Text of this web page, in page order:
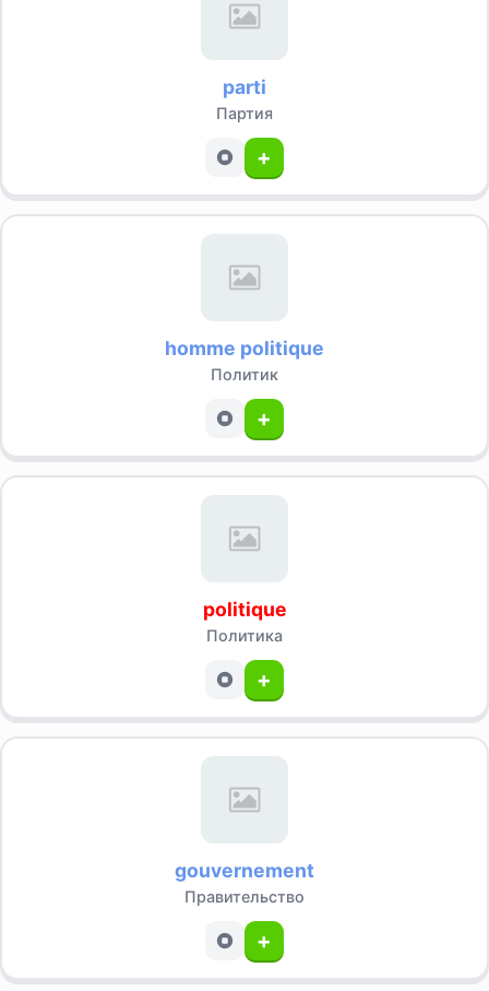
parti
Партия
+
homme politique
Политик
+
politique
Политика
+
gouvernement
Правительство
+